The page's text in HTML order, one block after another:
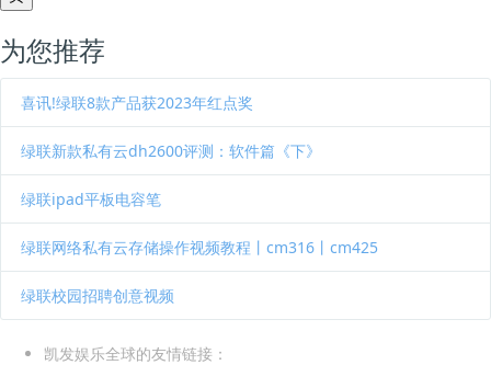
为您推荐
喜讯!绿联8款产品获2023年红点奖
绿联新款私有云dh2600评测：软件篇《下》
绿联ipad平板电容笔
绿联网络私有云存储操作视频教程丨cm316丨cm425
绿联校园招聘创意视频
凯发娱乐全球的友情链接：